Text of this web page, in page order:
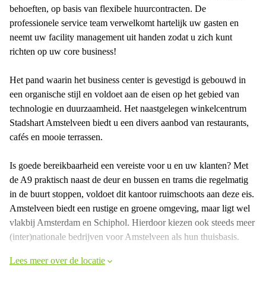
behoeften, op basis van flexibele huurcontracten. De
professionele service team verwelkomt hartelijk uw gasten en
neemt uw facility management uit handen zodat u zich kunt
richten op uw core business!
Het pand waarin het business center is gevestigd is gebouwd in
een organische stijl en voldoet aan de eisen op het gebied van
technologie en duurzaamheid. Het naastgelegen winkelcentrum
Stadshart Amstelveen biedt u een divers aanbod van restaurants,
cafés en mooie terrassen.
Is goede bereikbaarheid een vereiste voor u en uw klanten? Met
de A9 praktisch naast de deur en bussen en trams die regelmatig
in de buurt stoppen, voldoet dit kantoor ruimschoots aan deze eis.
Amstelveen biedt een rustige en groene omgeving, maar ligt wel
vlakbij Amsterdam en Schiphol. Hierdoor kiezen ook steeds meer
(inter)nationale bedrijven voor Amstelveen als hun thuisbasis.
Lees meer over de locatie